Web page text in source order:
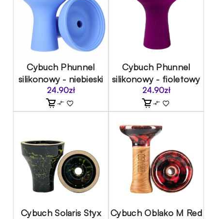
Cybuch Phunnel
silikonowy - niebieski
24.90zł
Cybuch Phunnel
silikonowy - fioletowy
24.90zł
Cybuch Solaris Styx Cybuch Oblako M Red